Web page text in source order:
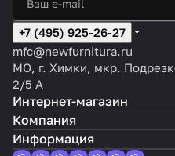
+7 (495) 925-26-27
mfc@newfurnitura.ru
МО, г. Химки, мкр.
2/5 А
Интернет-магазин
Компания
Информация